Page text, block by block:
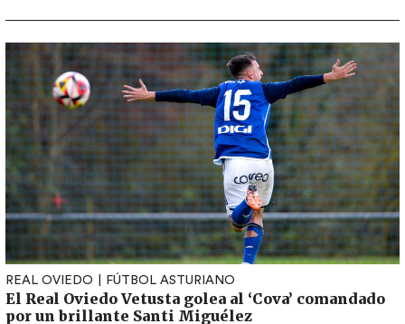
REAL OVIEDO FÚTBOL ASTURIANO
El Real Oviedo Vetusta golea al ‘Cova’ comandado
por un brillante Santi Miguélez